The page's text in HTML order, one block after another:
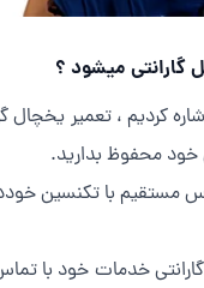
گارانتی میشود ؟
خود محفوظ بدارید.
مستقیم با تکنسین
گارانتی خدمات خود با